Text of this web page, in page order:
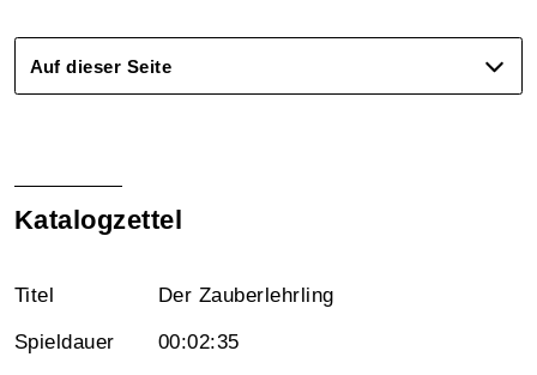
Auf dieser Seite
Katalogzettel
Titel Der Zauberlehrling
Spieldauer 00:02:35